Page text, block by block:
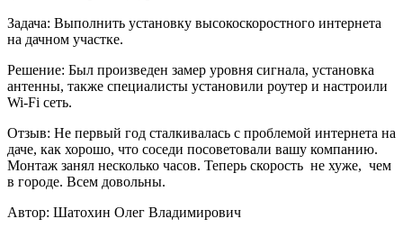
Задача: Выполнить установку высокоскоростного интернета
на дачном участке.
Решение: Был произведен замер уровня сигнала, установка
антенны, также специалисты установили роутер и настроили
Wi-Fi сеть.
Отзыв: Не первый год сталкивалась с проблемой интернета на
даче, как хорошо, что соседи посоветовали вашу компанию.
Монтаж занял несколько часов. Теперь скорость не хуже, чем
в городе. Всем довольны.
Автор: Шатохин Олег Владимирович